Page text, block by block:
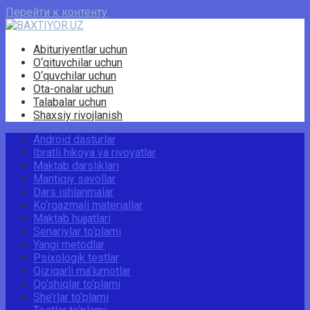
Перейти к контенту
Abituriyentlar uchun
O‘qituvchilar uchun
O‘quvchilar uchun
Ota-onalar uchun
Talabalar uchun
Shaxsiy rivojlanish
Android dasturlar
Ibratli hikoya va rivoyatlar
Maktab darsliklari
Mantiqiy savollar
Dars ishlanmalar
Ko‘rgazmali materiallar
Maktab hujjatlari
Senariylar to‘plami
Yangi metodlar
Psixologik testlar
Qiziqarli ma’lumotlar
Qo‘shiqlar to‘plami
She’rlar to‘plami